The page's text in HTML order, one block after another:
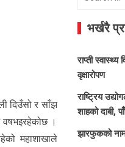
दिउँसो र साँझ
वषभइरहेकोछ ।
महाशाखाले
भर्खरै
राप्ती स्वास्थ्य
वृक्षारोपण
राष्ट्रिय
शाहको दाबी,
झारफुकको